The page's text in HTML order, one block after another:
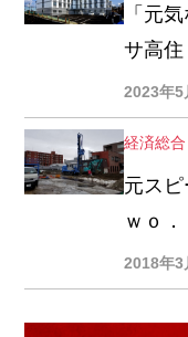
「元
サ高
2023年5
経済総合
元ス
ｗｏ
高住建
2018年3